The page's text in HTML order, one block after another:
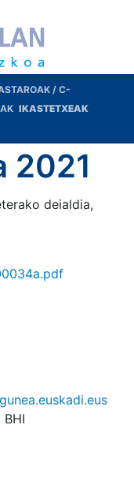
/ C-
IKASTETXEAK
2021
deialdia,